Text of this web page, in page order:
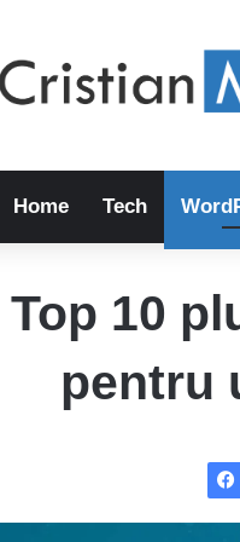
Home Tech
Top 10
pentru